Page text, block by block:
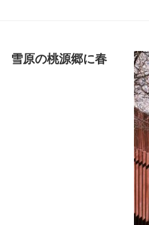
雪原の桃源郷に春